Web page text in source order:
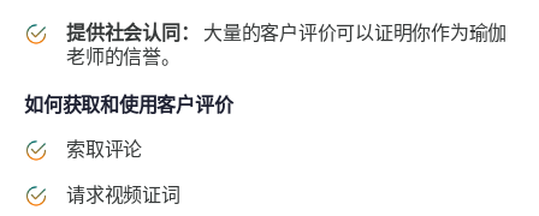
提供社会认同：
大量的客户评价可以证明你作为瑜伽
老师的信誉。
如何获取和使用客户评价
索取评论
请求视频证词